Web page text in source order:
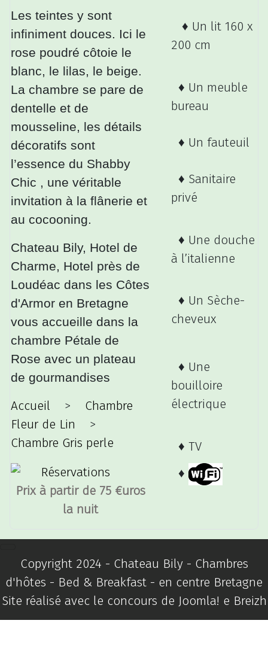
Les teintes y sont
infiniment douces. Ici le
rose poudré côtoie le
blanc, le lilas, le beige.
La chambre se pare de
dentelle et de
mousseline, les détails
décoratifs sont
l’essence du Shabby
Chic , une véritable
invitation à la flânerie et
au cocooning.
Chateau Bily, Hotel de
Charme, Hotel près de
Loudéac dans les Côtes
d'Armor en Bretagne
vous accueille dans la
chambre Pétale de
Rose avec un plateau
de gourmandises
Accueil > Chambre
Fleur de Lin >
Chambre Gris perle
♦ Un lit 160 x
200 cm
♦ Un meuble
bureau
♦ Un fauteuil
♦ Sanitaire
privé
♦ Une douche
à l’italienne
♦ Un Sèche-
cheveux
♦ Une
bouilloire
électrique
♦ TV
Prix à partir de 75 €uros
la nuit
♦
Copyright 2024 - Chateau Bily - Chambres
d'hôtes - Bed & Breakfast - en centre Bretagne
Site réalisé avec le concours de Joomla! e Breizh